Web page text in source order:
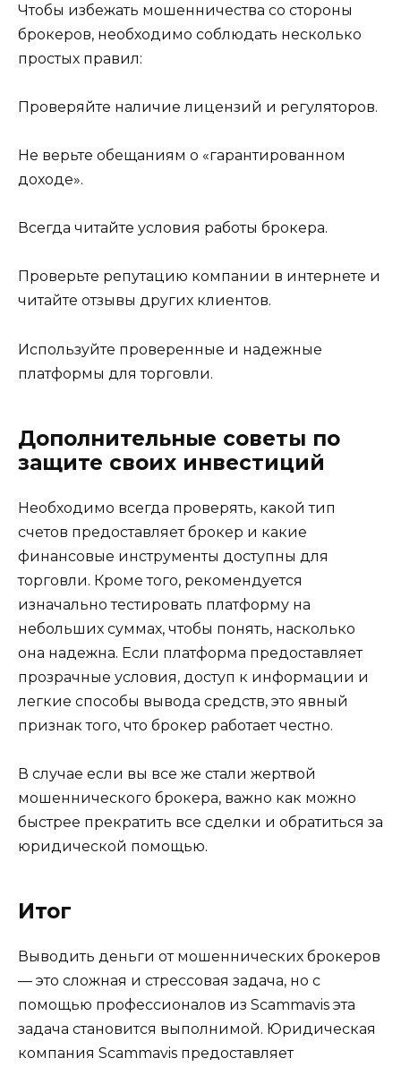
Чтобы избежать мошенничества со стороны
брокеров, необходимо соблюдать несколько
простых правил:
Проверяйте наличие лицензий и регуляторов.
Не верьте обещаниям о «гарантированном
доходе».
Всегда читайте условия работы брокера.
Проверьте репутацию компании в интернете и
читайте отзывы других клиентов.
Используйте проверенные и надежные
платформы для торговли.
Дополнительные советы по
защите своих инвестиций
Необходимо всегда проверять, какой тип
счетов предоставляет брокер и какие
финансовые инструменты доступны для
торговли. Кроме того, рекомендуется
изначально тестировать платформу на
небольших суммах, чтобы понять, насколько
она надежна. Если платформа предоставляет
прозрачные условия, доступ к информации и
легкие способы вывода средств, это явный
признак того, что брокер работает честно.
В случае если вы все же стали жертвой
мошеннического брокера, важно как можно
быстрее прекратить все сделки и обратиться за
юридической помощью.
Итог
Выводить деньги от мошеннических брокеров
— это сложная и стрессовая задача, но с
помощью профессионалов из Scammavis эта
задача становится выполнимой. Юридическая
компания Scammavis предоставляет